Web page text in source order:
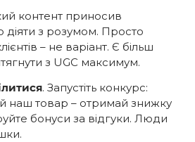
контент приносив
діяти з розумом. Просто
– не варіант. Є більш
з UGC максимум.
. Запустіть конкурс:
наш товар – отримай знижку
бонуси за відгуки. Люди